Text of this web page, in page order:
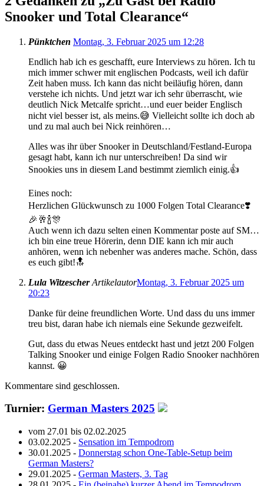
Snooker und Total Clearance“
Pünktchen Montag, 3. Februar 2025 um 12:28
Endlich hab ich es geschafft, eure Interviews zu hören. Ich tu
mich immer schwer mit englischen Podcasts, weil ich dafür
Zeit haben muss. Ich kann das nicht beiläufig hören, dann
verstehe ich nichts. Und jetzt war ich sehr überrascht, wie
deutlich Nick Metcalfe spricht…und euer beider Englisch
nicht viel besser ist, als meins.😅 Vielleicht sollte ich doch ab
und zu mal auch bei Nick reinhören…
Alles was ihr über Snooker in Deutschland/Festland-Europa
gesagt habt, kann ich nur unterschreiben! Da sind wir
Snookies uns in diesem Land bestimmt ziemlich einig.👍
Eines noch:
Herzlichen Glückwunsch zu 1000 Folgen Total Clearance❣️
🎉🥂🍾🎊
Auch wenn ich dazu selten einen Kommentar poste auf SM…
ich bin eine treue Hörerin, denn DIE kann ich mir auch
anhören, wenn ich nebenher was anderes mache. Schön, dass
es euch gibt!🔝
Lula Witzescher ArtikelautorMontag, 3. Februar 2025 um
20:23
Danke für deine freundlichen Worte. Und dass du uns immer
treu bist, daran habe ich niemals eine Sekunde gezweifelt.
Gut, dass du etwas Neues entdeckt hast und jetzt 200 Folgen
Talking Snooker und einige Folgen Radio Snooker nachhören
kannst. 😀
Kommentare sind geschlossen.
Turnier: German Masters 2025
vom 27.01 bis 02.02.2025
03.02.2025 - Sensation im Tempodrom
30.01.2025 - Donnerstag schon One-Table-Setup beim
German Masters?
29.01.2025 - German Masters, 3. Tag